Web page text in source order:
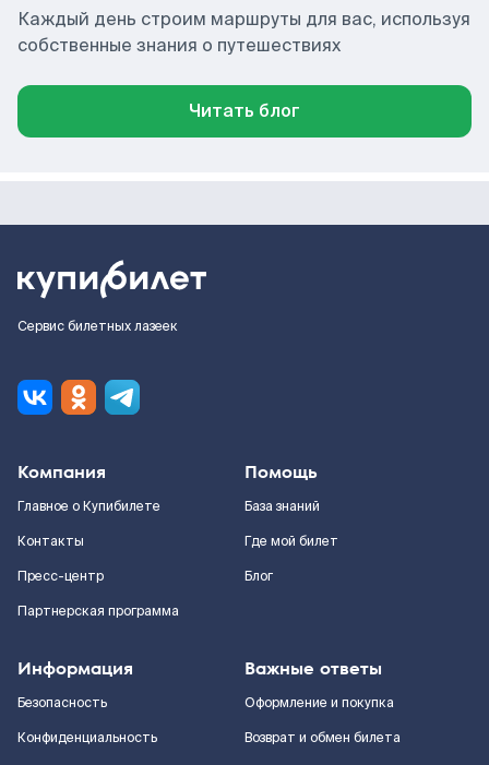
Каждый день строим маршруты для вас, используя
собственные знания о путешествиях
Читать блог
Сервис билетных лазеек
Компания
Главное о Купибилете
Контакты
Пресс-центр
Партнерская программа
Помощь
База знаний
Где мой билет
Блог
Информация
Безопасность
Конфиденциальность
Важные ответы
Оформление и покупка
Возврат и обмен билета